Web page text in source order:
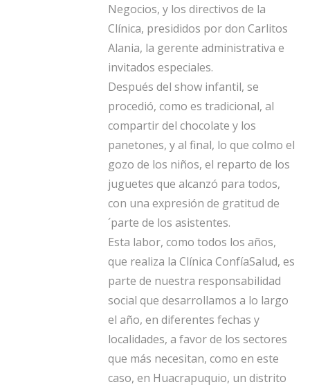
Negocios, y los directivos de la
Clínica, presididos por don Carlitos
Alania, la gerente administrativa e
invitados especiales.
Después del show infantil, se
procedió, como es tradicional, al
compartir del chocolate y los
panetones, y al final, lo que colmo el
gozo de los niños, el reparto de los
juguetes que alcanzó para todos,
con una expresión de gratitud de
´parte de los asistentes.
Esta labor, como todos los años,
que realiza la Clínica ConfíaSalud, es
parte de nuestra responsabilidad
social que desarrollamos a lo largo
el año, en diferentes fechas y
localidades, a favor de los sectores
que más necesitan, como en este
caso, en Huacrapuquio, un distrito